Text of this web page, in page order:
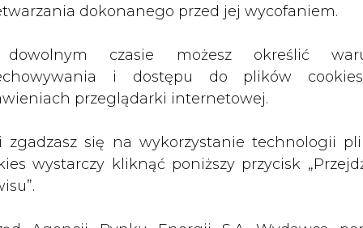
dokonanego przed jej wycofaniem.
czasie możesz określić
i dostępu do plików
przeglądarki internetowej.
zgadzasz się na wykorzystanie technologii
wystarczy kliknąć poniższy przycisk
inteligencji. Wydawca portalu CIRE zgadza się na
publikacji do szkoleń treningowych LLM.